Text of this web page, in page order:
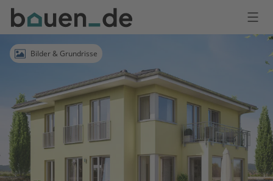
Bauen
Logo
AnmeldenBilder & Grundrisse